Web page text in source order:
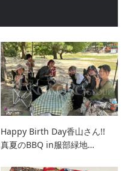
Happy Birth Day香山さん!!
真夏のBBQ in服部緑地…